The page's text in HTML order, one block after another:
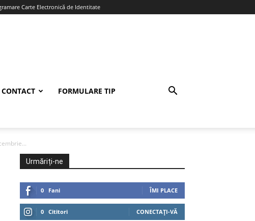
Carte Electronică de Identitate
CONTACT FORMULARE TIP
Urmăriți-ne
0 Fani ÎMI PLACE
0 Cititori CONECTAȚI-VĂ